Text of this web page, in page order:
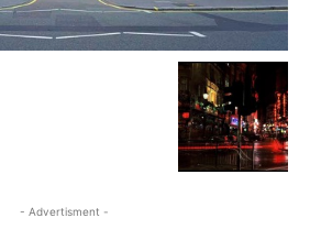
- Advertisment -